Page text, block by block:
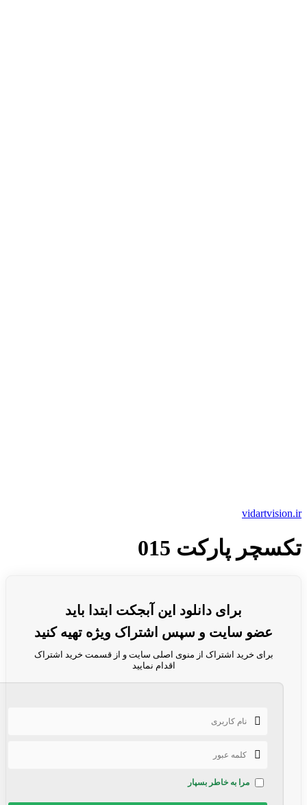
vidartvision.ir
تکسچر پارکت 015
برای دانلود این آبجکت ابتدا باید
عضو سایت و سپس اشتراک ویژه تهیه کنید
برای خرید اشتراک از منوی اصلی سایت و از قسمت خرید اشتراک
اقدام نمایید
مرا به خاطر بسپار